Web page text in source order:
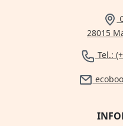
28015
Tel.: